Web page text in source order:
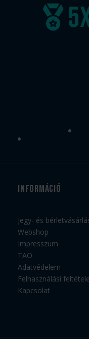
5
Információ
Jegy- és
Webshop
Impresszum
TAO
Adatvédelem
Felhasználási
Kapcsolat